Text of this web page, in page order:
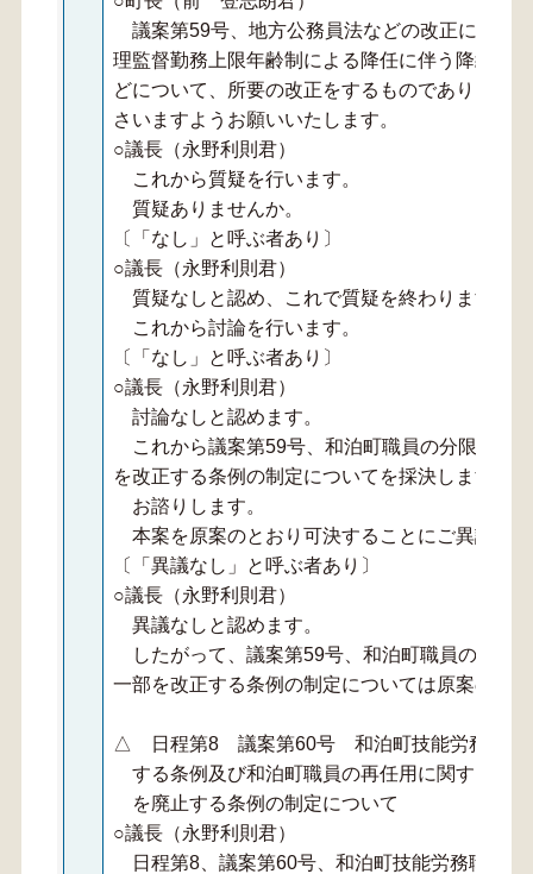
議案第59号、地方公務員法などの改正に伴い
理監督勤務上限年齢制による降任に伴う降級の
どについて、所要の改正をするものであります
さいますようお願いいたします。
○議長（永野利則君）
これから質疑を行います。
質疑ありませんか。
〔「なし」と呼ぶ者あり〕
○議長（永野利則君）
質疑なしと認め、これで質疑を終わります。
これから討論を行います。
〔「なし」と呼ぶ者あり〕
○議長（永野利則君）
討論なしと認めます。
これから議案第59号、和泊町職員の分限の手
を改正する条例の制定についてを採決します。
お諮りします。
本案を原案のとおり可決することにご異議あ
〔「異議なし」と呼ぶ者あり〕
○議長（永野利則君）
異議なしと認めます。
したがって、議案第59号、和泊町職員の分限
一部を改正する条例の制定については原案のと
△ 日程第8 議案第60号 和泊町技能労務職員
する条例及び和泊町職員の再任用に関する条例
を廃止する条例の制定について
○議長（永野利則君）
日程第8、議案第60号、和泊町技能労務職員の